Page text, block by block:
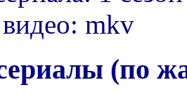
mkv
(по